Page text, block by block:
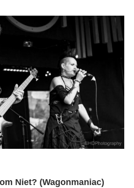
Niet? (Wagonmaniac)